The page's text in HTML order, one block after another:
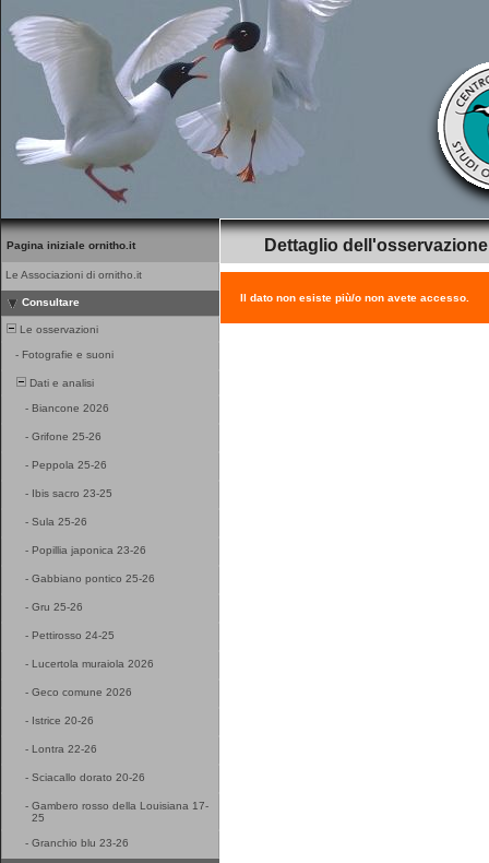
Pagina iniziale ornitho.it
Le Associazioni di ornitho.it
Consultare
Le osservazioni
- Fotografie e suoni
Dati e analisi
- Biancone 2026
- Grifone 25-26
- Peppola 25-26
- Ibis sacro 23-25
- Sula 25-26
- Popillia japonica 23-26
- Gabbiano pontico 25-26
- Gru 25-26
- Pettirosso 24-25
- Lucertola muraiola 2026
- Geco comune 2026
- Istrice 20-26
- Lontra 22-26
- Sciacallo dorato 20-26
- Gambero rosso della Louisiana 17-
25
- Granchio blu 23-26
Dettaglio dell'osservazione
Il dato non esiste più/o non avete accesso.